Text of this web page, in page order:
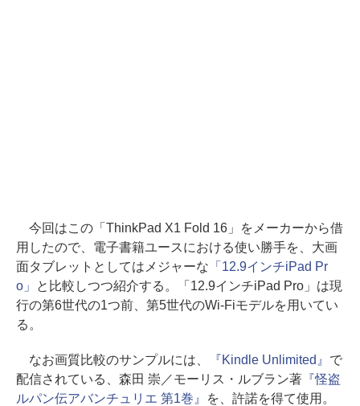
今回はこの「ThinkPad X1 Fold 16」をメーカーから借
用したので、電子書籍ユースにおける使い勝手を、大画
面タブレットとしてはメジャーな 「12.9インチiPad Pr
o」
と比較しつつ紹介する。「12.9インチiPad Pro」は現
行の第6世代の1つ前、第5世代のWi-Fiモデルを用いてい
る。
なお画質比較のサンプルには、 『Kindle Unlimited』 で
配信されている、森田 崇／モーリス・ルブラン著『怪盗
ルパン伝アバンチュリエ 第1巻』
を、許諾を得て使用。